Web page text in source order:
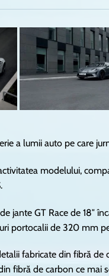
a lumii auto pe care
modelului,
jante GT Race de 18″
portocalii de 320 mm
fabricate din fibră
fibră de carbon ce mai